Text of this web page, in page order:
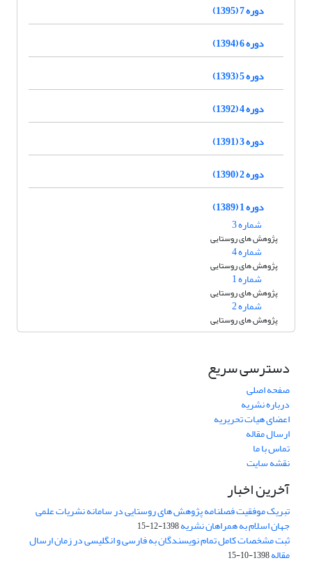
دوره 7 (1395)
دوره 6 (1394)
دوره 5 (1393)
دوره 4 (1392)
دوره 3 (1391)
دوره 2 (1390)
دوره 1 (1389)
شماره 3
پژوهش های روستایی
شماره 4
پژوهش های روستایی
شماره 1
پژوهش های روستایی
شماره 2
پژوهش های روستایی
دسترسی سریع
صفحه اصلی
درباره نشریه
اعضای هیات تحریریه
ارسال مقاله
تماس با ما
نقشه سایت
آخرین اخبار
تبریک موفقیت فصلنامه پژوهش های روستایی در سامانه نشریات علمی
جهان اسلام به همراهان نشریه1398-12-15
ثبت مشخصات کامل تمام نویسندگان به فارسی و انگلیسی در زمان ارسال
مقاله1398-10-15